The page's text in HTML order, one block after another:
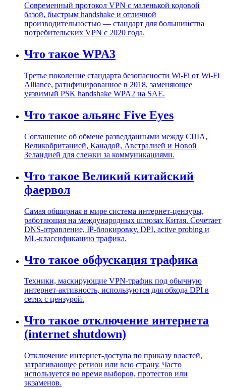
Современный протокол VPN с маленькой кодовой
базой, быстрым handshake и отличной
производительностью — стандарт для большинства
потребительских VPN с 2020 года.
Что такое WPA3
Третье поколение стандарта безопасности Wi-Fi от Wi-Fi
Alliance, ратифицированное в 2018, заменяющее
уязвимый PSK handshake WPA2 на SAE.
Что такое альянс Five Eyes
Соглашение об обмене разведданными между США,
Великобританией, Канадой, Австралией и Новой
Зеландией для слежки за коммуникациями.
Что такое Великий китайский
фаервол
Самая обширная в мире система интернет-цензуры,
работающая на международных шлюзах Китая. Сочетает
DNS-отравление, IP-блокировку, DPI, active probing и
ML-классификацию трафика.
Что такое обфускация трафика
Техники, маскирующие VPN-трафик под обычную
интернет-активность, используются для обхода DPI в
сетях с цензурой.
Что такое отключение интернета
(internet shutdown)
Отключение интернет-доступа по приказу властей,
затрагивающее регион или всю страну. Часто
используется во время выборов, протестов или
экзаменов.